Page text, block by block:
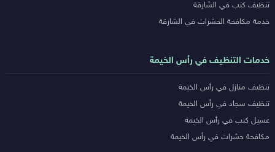
تنظيف كنب في الشارقة
خدمة مكافحة الحشرات في الشارقة
خدمات التنظيف في رأس الخيمة
تنظيف منازل في رأس الخيمة
تنظيف سجاد في رأس الخيمة
غسيل كنب في رأس الخيمة
مكافحة حشرات في رأس الخيمة